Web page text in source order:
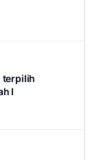
terpilih
I